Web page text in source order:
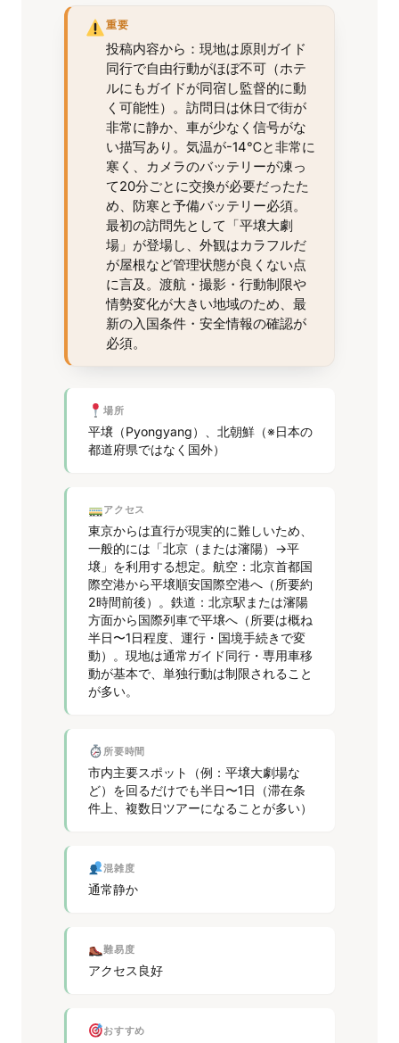
重要
投稿内容から：現地は原則ガイド
同行で自由行動がほぼ不可（ホテ
ルにもガイドが同宿し監督的に動
く可能性）。訪問日は休日で街が
非常に静か、車が少なく信号がな
い描写あり。気温が-14℃と非常に
寒く、カメラのバッテリーが凍っ
て20分ごとに交換が必要だったた
め、防寒と予備バッテリー必須。
最初の訪問先として「平壌大劇
場」が登場し、外観はカラフルだ
が屋根など管理状態が良くない点
に言及。渡航・撮影・行動制限や
情勢変化が大きい地域のため、最
新の入国条件・安全情報の確認が
必須。
場所
平壌（Pyongyang）、北朝鮮（※日本の
都道府県ではなく国外）
アクセス
東京からは直行が現実的に難しいため、
一般的には「北京（または瀋陽）→平
壌」を利用する想定。航空：北京首都国
際空港から平壌順安国際空港へ（所要約
2時間前後）。鉄道：北京駅または瀋陽
方面から国際列車で平壌へ（所要は概ね
半日〜1日程度、運行・国境手続きで変
動）。現地は通常ガイド同行・専用車移
動が基本で、単独行動は制限されること
が多い。
所要時間
市内主要スポット（例：平壌大劇場な
ど）を回るだけでも半日〜1日（滞在条
件上、複数日ツアーになることが多い）
混雑度
通常静か
難易度
アクセス良好
おすすめ